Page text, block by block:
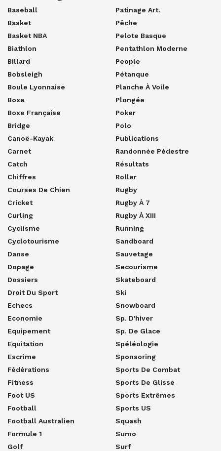
Baseball
Basket
Basket NBA
Biathlon
Billard
Bobsleigh
Boule Lyonnaise
Boxe
Boxe Française
Bridge
Canoë-Kayak
Carnet
Catch
Chiffres
Courses De Chien
Cricket
Curling
Cyclisme
Cyclotourisme
Danse
Dopage
Dossiers
Droit Du Sport
Echecs
Economie
Equipement
Equitation
Escrime
Fédérations
Fitness
Foot US
Football
Football Australien
Formule 1
Golf
Patinage Art.
Pêche
Pelote Basque
Pentathlon Moderne
People
Pétanque
Planche À Voile
Plongée
Poker
Polo
Publications
Randonnée Pédestre
Résultats
Roller
Rugby
Rugby À 7
Rugby À XIII
Running
Sandboard
Sauvetage
Secourisme
Skateboard
Ski
Snowboard
Sp. D'hiver
Sp. De Glace
Spéléologie
Sponsoring
Sports De Combat
Sports De Glisse
Sports Extrêmes
Sports US
Squash
Sumo
Surf